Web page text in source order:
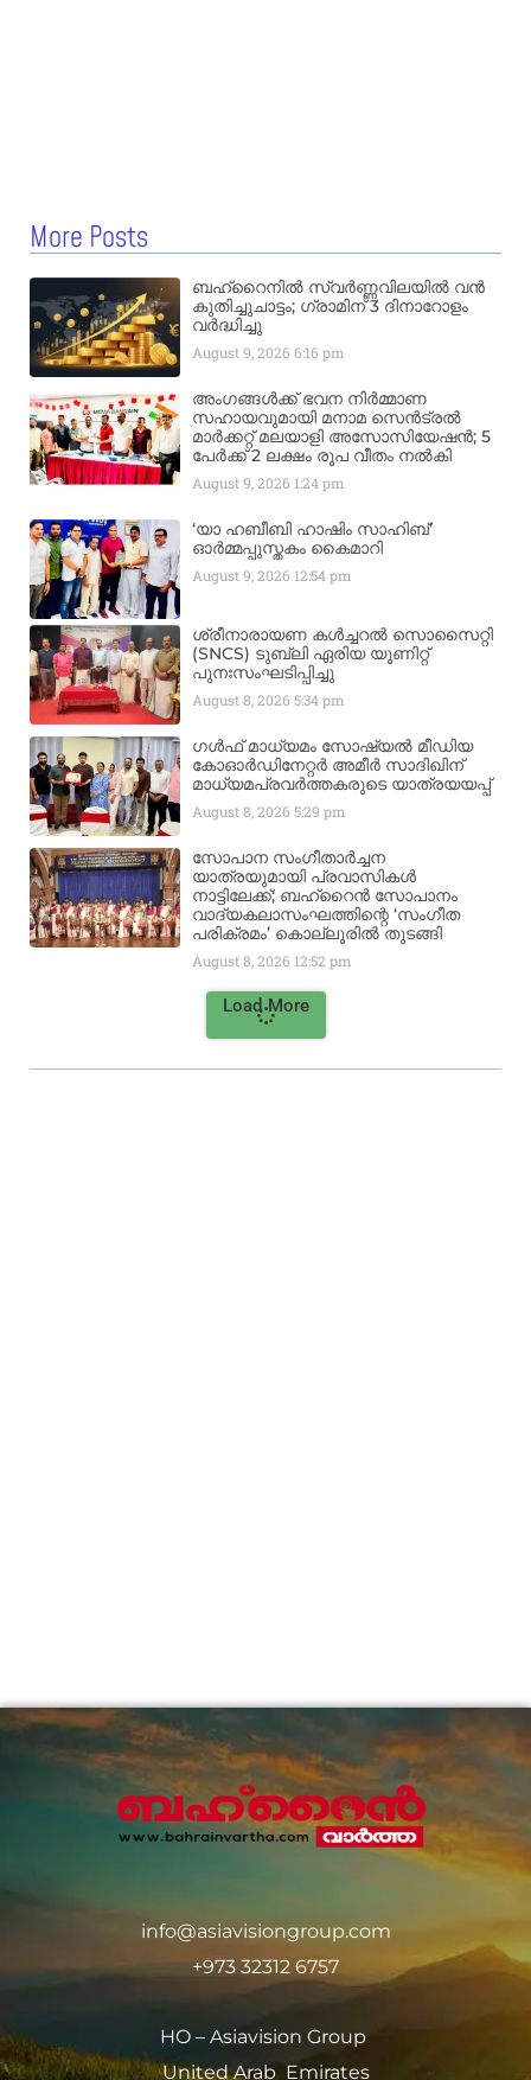
More Posts
ബഹ്‌റൈനിൽ സ്വർണ്ണവിലയിൽ വൻ
കുതിച്ചുചാട്ടം; ഗ്രാമിന് 3 ദിനാറോളം
വർദ്ധിച്ചു
August 9, 20266:16 pm
അംഗങ്ങൾക്ക് ഭവന നിർമ്മാണ
സഹായവുമായി മനാമ സെൻട്രൽ
മാർക്കറ്റ് മലയാളി അസോസിയേഷൻ; 5
പേർക്ക് 2 ലക്ഷം രൂപ വീതം നൽകി
August 9, 2026 1:24 pm
‘യാ ഹബീബി ഹാഷിം സാഹിബ്’
ഓർമ്മപ്പുസ്തകം കൈമാറി
August 9, 2026 12:54 pm
ശ്രീനാരായണ കൾച്ചറൽ സൊസൈറ്റി
(SNCS) ടുബ്ലി ഏരിയ യൂണിറ്റ്
പുനഃസംഘടിപ്പിച്ചു
August 8, 20265:34 pm
ഗൾഫ് മാധ്യമം സോഷ്യൽ മീഡിയ
കോഓർഡിനേറ്റർ അമീർ സാദിഖിന്
മാധ്യമപ്രവർത്തകരുടെ യാത്രയയപ്പ്
August 8, 20265:29 pm
സോപാന സംഗീതാർച്ചന
യാത്രയുമായി പ്രവാസികൾ
നാട്ടിലേക്ക്; ബഹ്‌റൈൻ സോപാനം
വാദ്യകലാസംഘത്തിന്റെ ‘സംഗീത
പരിക്രമം’ കൊല്ലൂരിൽ തുടങ്ങി
August 8, 2026 12:52 pm
Load More
info@asiavisiongroup.com
+973 32312 6757
HO – Asiavision Group
United Arab Emirates